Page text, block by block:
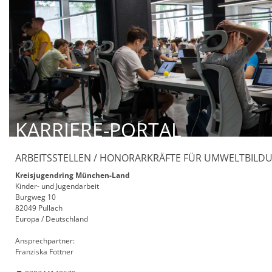
KARRIERE-PORTAL
ARBEITSSTELLEN / HONORARKRÄFTE FÜR
Kreisjugendring München-Land
Kinder- und Jugendarbeit
Burgweg 10
82049 Pullach
Europa / Deutschland
Ansprechpartner:
Franziska Fottner